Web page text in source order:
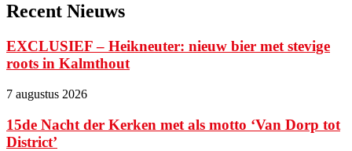
Recent Nieuws
EXCLUSIEF – Heikneuter: nieuw bier met stevige
roots in Kalmthout
7 augustus 2026
15de Nacht der Kerken met als motto ‘Van Dorp tot
District’